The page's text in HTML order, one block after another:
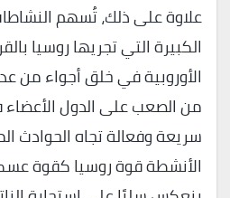
علاوة على ذلك، تُسهم
الكبيرة التي تجريها روسيا
الأوروبية في خلق أجواء من
من الصعب على الدول الأعضاء
سريعة وفعالة تجاه الحوادث
الأنشطة قوة روسيا كقوة